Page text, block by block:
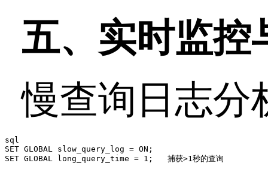
五、实时监控
慢查询日志分
sql
SET GLOBAL slow_query_log = ON;
SET GLOBAL long_query_time = 1;   捕获>1秒的查询